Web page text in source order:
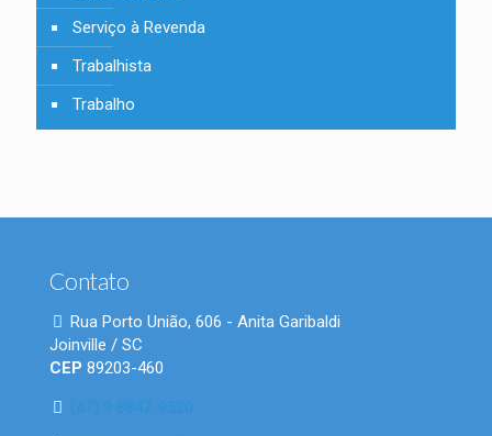
Serviço à Revenda
Trabalhista
Trabalho
Contato
Rua Porto União, 606 - Anita Garibaldi
Joinville / SC
CEP 89203-460
(47) 9 8847-9520